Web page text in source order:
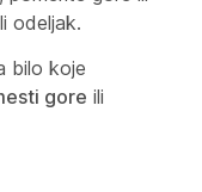
odeljak.
bilo koje
gore ili